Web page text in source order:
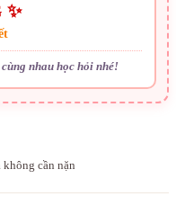
✨
nhau học hỏi nhé!
không cần nặn